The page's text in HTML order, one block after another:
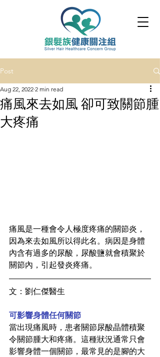
Post
痛風來去如風 卻可致關節腫
大疼痛
Aug 22, 2022 2 min read
痛風是一種會令人極度疼痛的關節炎，
因為來去如風所以得此名。病因是身體
內含有過多的尿酸，尿酸鹽就會積聚於
關節內，引起發炎疼痛。
文：劉仁傑醫生
可影響身體任何關節
當出現痛風時，患者關節尿酸晶體積聚
令關節腫大和疼痛。這種狀況通常只會
影響身體一個關節，最常見的是腳的大